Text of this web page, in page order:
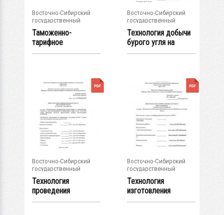
Восточно-Сибирский
государственный
университет...
Таможенно-
тарифное
регулирование как
Восточно-Сибирский
государственный
университет...
Технология добычи
бурого угля на
разрезе "...
Восточно-Сибирский
государственный
университет...
Технология
проведения
поисковых и
Восточно-Сибирский
государственный
университет...
Технология
изготовления
художественного